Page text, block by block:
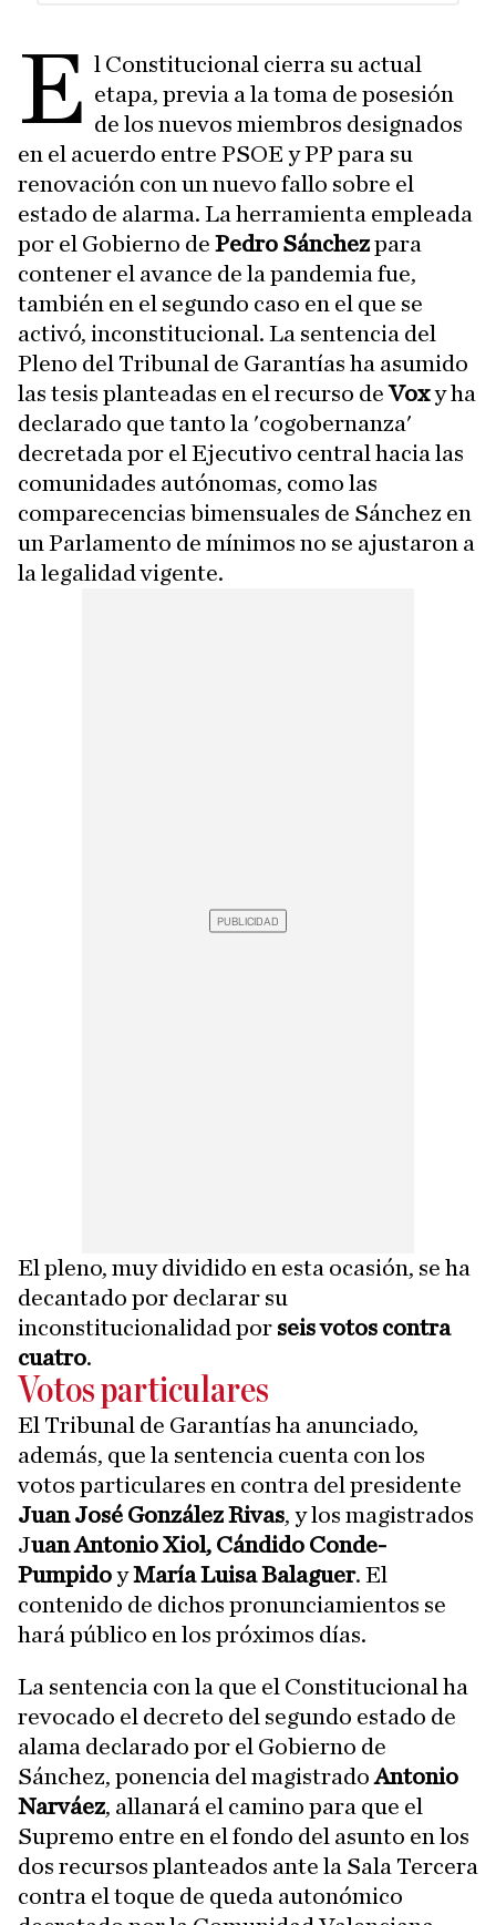
E l Constitucional cierra su actual
etapa, previa a la toma de posesión
de los nuevos miembros designados
en el acuerdo entre PSOE y PP para su
renovación con un nuevo fallo sobre el
estado de alarma. La herramienta empleada
por el Gobierno de Pedro Sánchezpara
contener el avance de la pandemia fue,
también en el segundo caso en el que se
activó, inconstitucional. La sentencia del
Pleno del Tribunal de Garantías ha asumido
las tesis planteadas en el recurso deVoxy ha
declarado que tanto la 'cogobernanza'
decretada por el Ejecutivo central hacia las
comunidades autónomas, como las
comparecencias bimensuales de Sánchez en
un Parlamento de mínimos no se ajustaron a
la legalidad vigente.
El pleno, muy dividido en esta ocasión, se ha
decantado por declarar su
inconstitucionalidad por seis votos contra
cuatro.
Votos particulares
El Tribunal de Garantías ha anunciado,
además, que la sentencia cuenta con los
votos particulares en contra del presidente
Juan José González Rivas, y los magistrados
Juan Antonio Xiol, Cándido Conde-
PumpidoyMaría Luisa Balaguer. El
contenido de dichos pronunciamientos se
hará público en los próximos días.
La sentencia con la que el Constitucional ha
revocado el decreto del segundo estado de
alama declarado por el Gobierno de
Sánchez, ponencia del magistradoAntonio
Narváez, allanará el camino para que el
Supremo entre en el fondo del asunto en los
dos recursos planteados ante la Sala Tercera
contra el toque de queda autonómico